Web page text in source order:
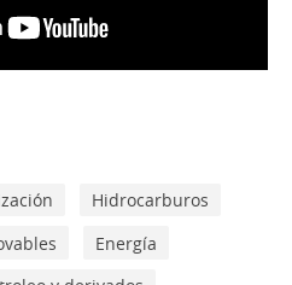
Hidrocarburos
Energía